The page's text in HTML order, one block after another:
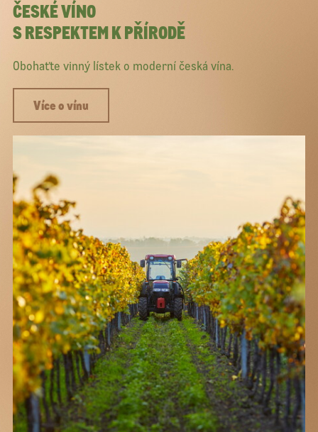
ČESKÉ VÍNO
S RESPEKTEM K PŘÍRODĚ
Obohaťte vinný lístek o moderní česká vína.
Více o vínu